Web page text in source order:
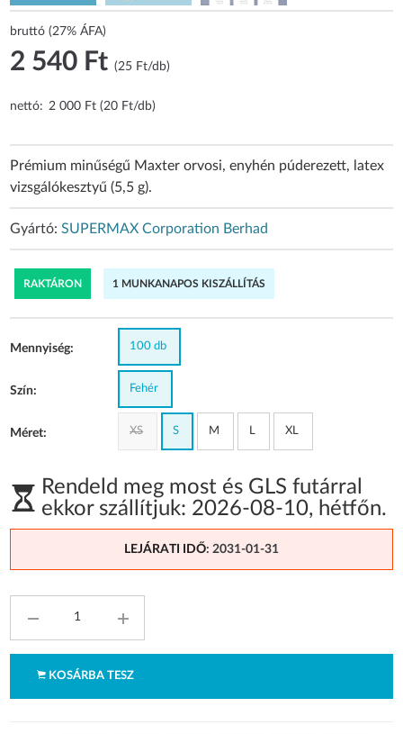
bruttó (27% ÁFA)
2 540 Ft(25 Ft/db)
nettó: 2 000 Ft (20 Ft/db)
Prémium minűségű Maxter orvosi, enyhén púderezett, latex
vizsgálókesztyű (5,5 g).
Gyártó:SUPERMAX Corporation Berhad
RAKTÁRON 1 MUNKANAPOS KISZÁLLÍTÁS
Mennyiség: 100 db
Szín: Fehér
Méret: XS S M L XL
Rendeld meg most és GLS futárral
ekkor szállítjuk: 2026-08-10, hétfőn.
LEJÁRATI IDŐ: 2031-01-31
KOSÁRBA TESZ